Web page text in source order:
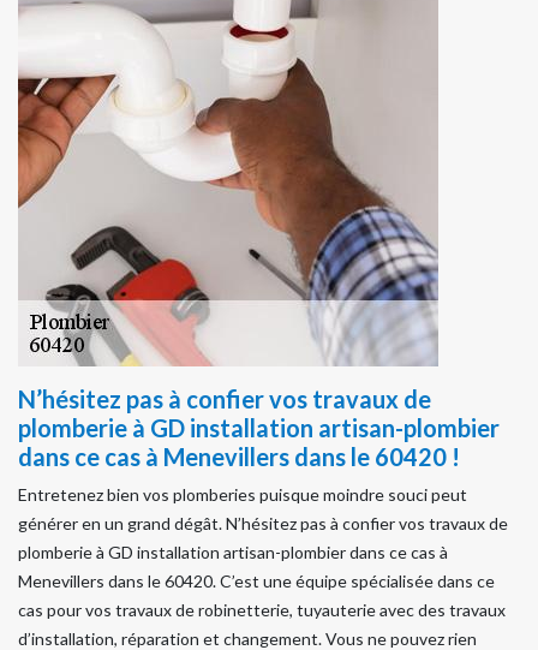
N’hésitez pas à confier vos travaux de
plomberie à GD installation artisan-plombier
dans ce cas à Menevillers dans le 60420 !
Entretenez bien vos plomberies puisque moindre souci peut
générer en un grand dégât. N’hésitez pas à confier vos travaux de
plomberie à GD installation artisan-plombier dans ce cas à
Menevillers dans le 60420. C’est une équipe spécialisée dans ce
cas pour vos travaux de robinetterie, tuyauterie avec des travaux
d’installation, réparation et changement. Vous ne pouvez rien